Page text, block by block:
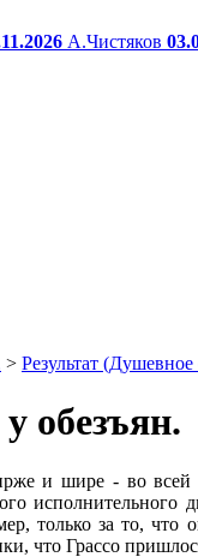
А.Чистяков
> Результат (Душевное
обезъян.
и шире - во всей
только за то,
что Грассо